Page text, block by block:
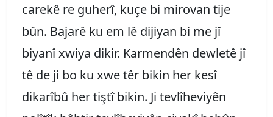
carekê re guherî, kuçe bi mirovan tije
bûn. Bajarê ku em lê dijiyan bi me jî
biyanî xwiya dikir. Karmendên dewletê jî
tê de ji bo ku xwe têr bikin her kesî
dikarîbû her tiştî bikin. Ji tevlîheviyên